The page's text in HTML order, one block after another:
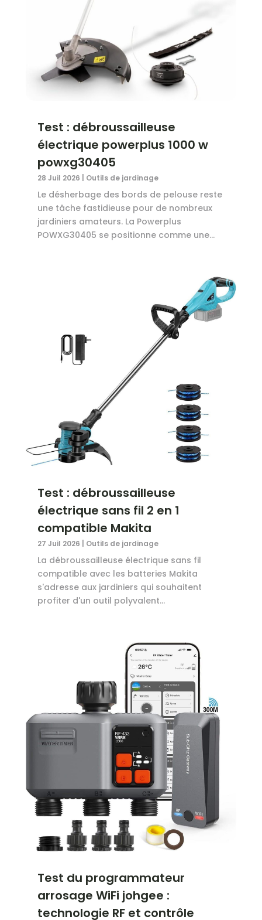
Test : débroussailleuse
électrique powerplus 1000 w
powxg30405
28 Juil 2026 Outils de jardinage
Le désherbage des bords de pelouse reste
une tâche fastidieuse pour de nombreux
jardiniers amateurs. La Powerplus
POWXG30405 se positionne comme une...
Test : débroussailleuse
électrique sans fil 2 en 1
compatible Makita
27 Juil 2026 Outils de jardinage
La débroussailleuse électrique sans fil
compatible avec les batteries Makita
s'adresse aux jardiniers qui souhaitent
profiter d'un outil polyvalent...
Test du programmateur
arrosage WiFi johgee :
technologie RF et contrôle